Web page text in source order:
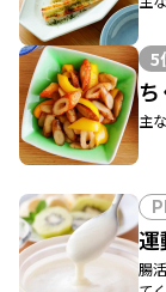
5
主
腸